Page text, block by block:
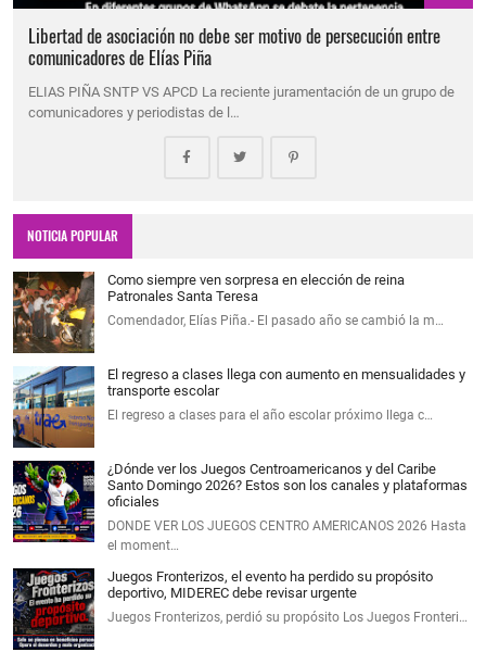
Libertad de asociación no debe ser motivo de persecución entre
comunicadores de Elías Piña
ELIAS PIÑA SNTP VS APCD La reciente juramentación de un grupo de
comunicadores y periodistas de l…
NOTICIA POPULAR
Como siempre ven sorpresa en elección de reina
Patronales Santa Teresa
Comendador, Elías Piña.- El pasado año se cambió la m…
El regreso a clases llega con aumento en mensualidades y
transporte escolar
El regreso a clases para el año escolar próximo llega c…
¿Dónde ver los Juegos Centroamericanos y del Caribe
Santo Domingo 2026? Estos son los canales y plataformas
oficiales
DONDE VER LOS JUEGOS CENTRO AMERICANOS 2026 Hasta
el moment…
Juegos Fronterizos, el evento ha perdido su propósito
deportivo, MIDEREC debe revisar urgente
Juegos Fronterizos, perdió su propósito Los Juegos Fronteri…